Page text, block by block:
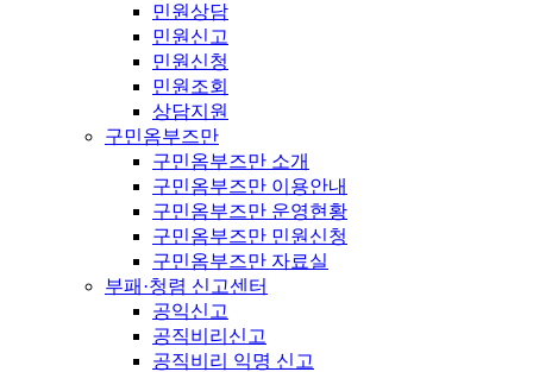
민원상담
민원신고
민원신청
민원조회
상담지원
구민옴부즈만
구민옴부즈만 소개
구민옴부즈만 이용안내
구민옴부즈만 운영현황
구민옴부즈만 민원신청
구민옴부즈만 자료실
부패·청렴 신고센터
공익신고
공직비리신고
공직비리 익명 신고